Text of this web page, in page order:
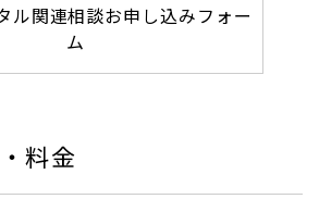
ル関連相談お申し込みフォー
ム
料金